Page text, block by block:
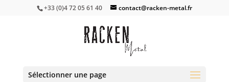
+33 (0)4 72 05 61 40 contact@racken-metal.fr
Sélectionner une page